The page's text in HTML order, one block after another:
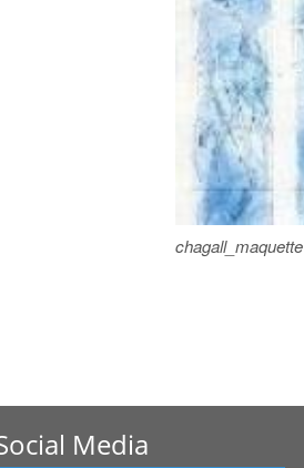
chagall_maquette
Media